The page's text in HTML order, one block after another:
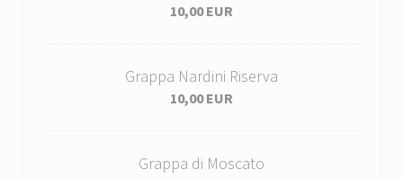
10,00 EUR
Grappa Nardini Riserva
10,00 EUR
Grappa di Moscato